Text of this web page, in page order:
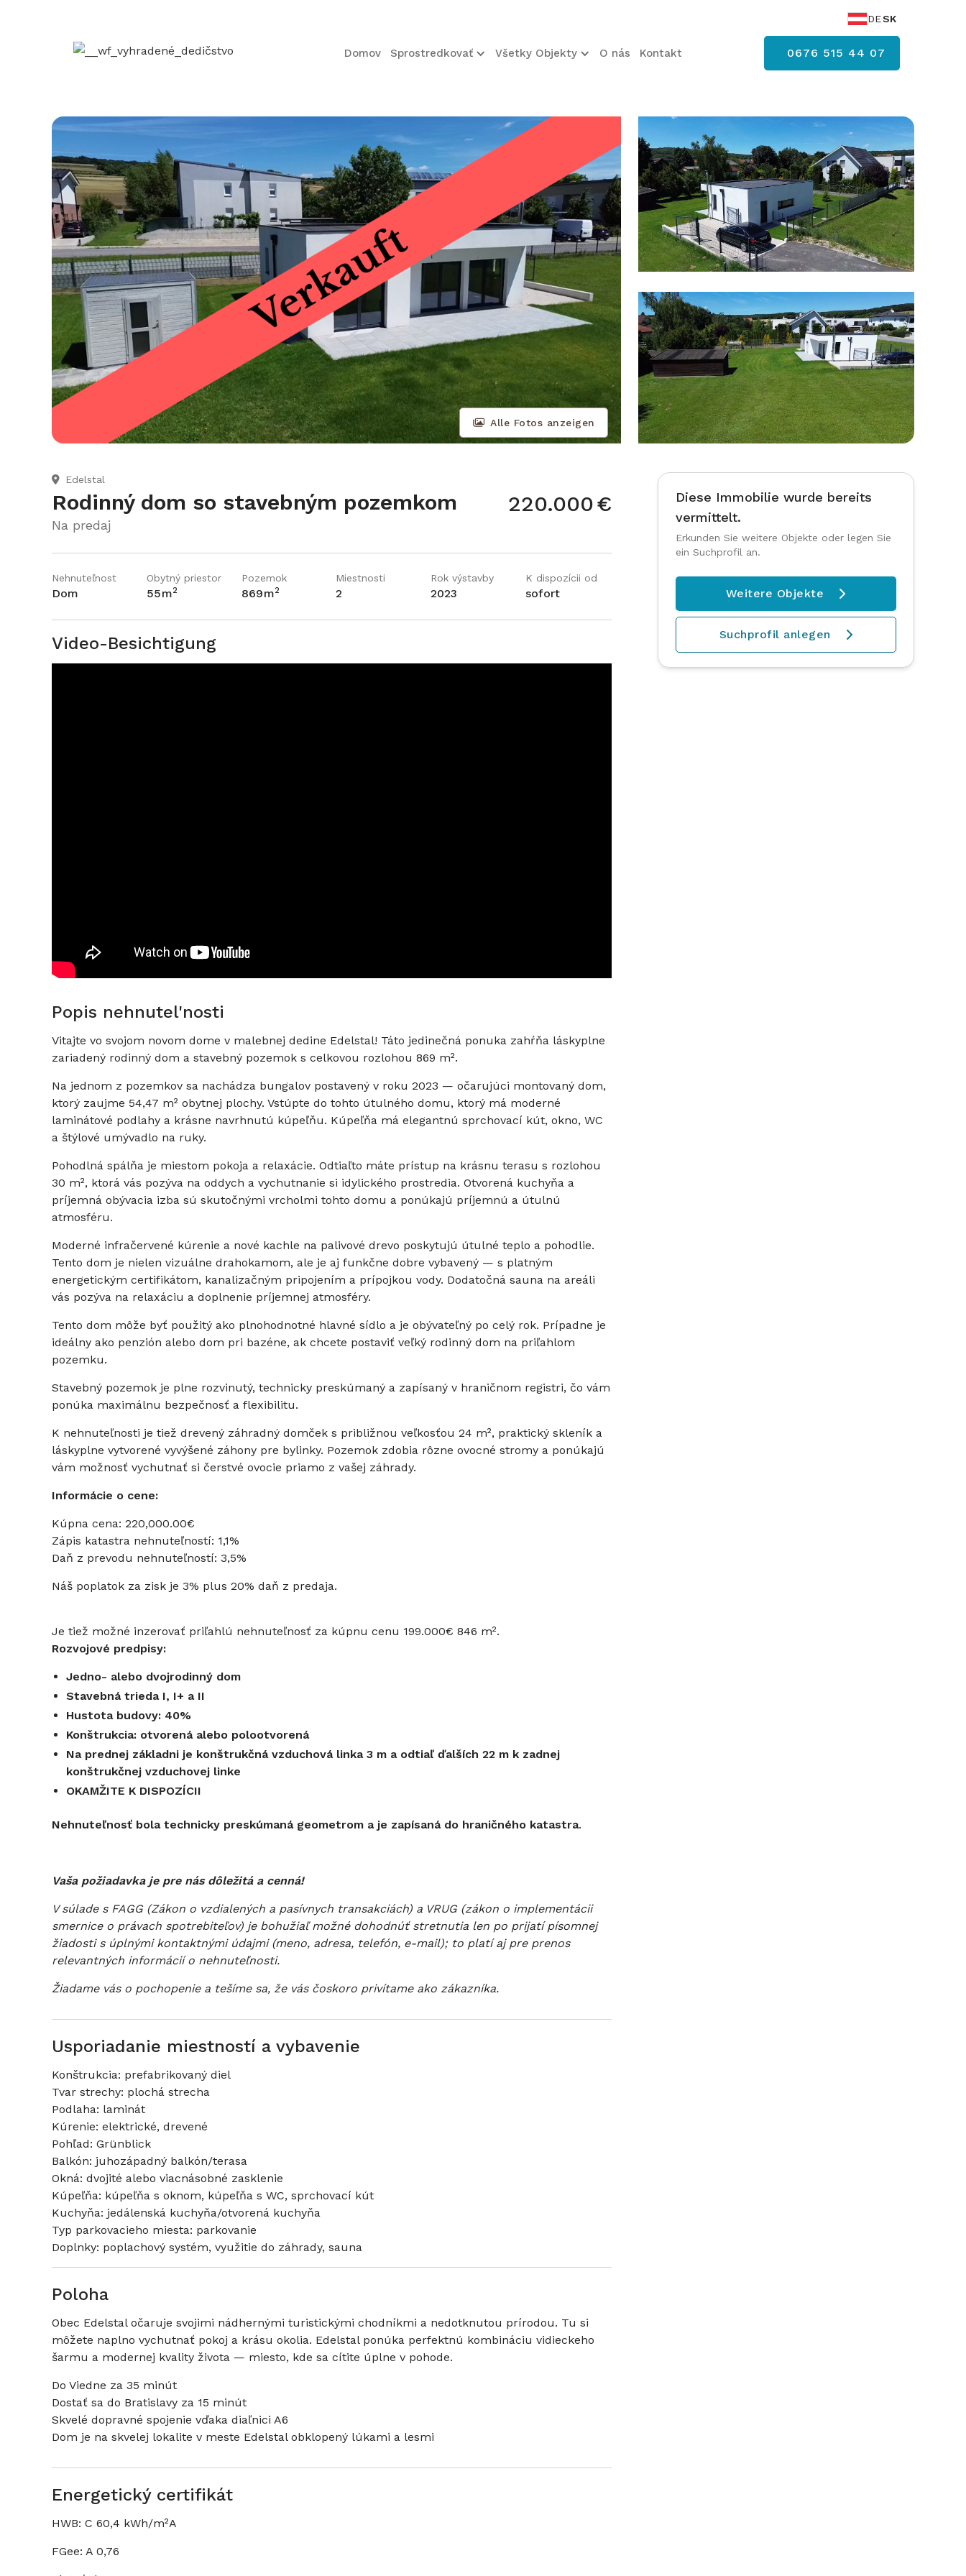
DESK
Domov Sprostredkovať Všetky Objekty O nás Kontakt 0676 515 44 07
 Alle Fotos anzeigen
 Edelstal
Rodinný dom so stavebným pozemkom
Na predaj
220.000€
Nehnuteľnost
Dom
Obytný priestor
55m2
Pozemok
869m2
Miestnosti
2
Rok výstavby
2023
K dispozícii od
sofort
Video-Besichtigung
Popis nehnutel'nosti
Vitajte vo svojom novom dome v malebnej dedine Edelstal! Táto jedinečná ponuka zahŕňa láskyplne
zariadený rodinný dom a stavebný pozemok s celkovou rozlohou 869 m².
Na jednom z pozemkov sa nachádza bungalov postavený v roku 2023 — očarujúci montovaný dom,
ktorý zaujme 54,47 m² obytnej plochy. Vstúpte do tohto útulného domu, ktorý má moderné
laminátové podlahy a krásne navrhnutú kúpeľňu. Kúpeľňa má elegantnú sprchovací kút, okno, WC
a štýlové umývadlo na ruky.
Pohodlná spálňa je miestom pokoja a relaxácie. Odtiaľto máte prístup na krásnu terasu s rozlohou
30 m², ktorá vás pozýva na oddych a vychutnanie si idylického prostredia. Otvorená kuchyňa a
príjemná obývacia izba sú skutočnými vrcholmi tohto domu a ponúkajú príjemnú a útulnú
atmosféru.
Moderné infračervené kúrenie a nové kachle na palivové drevo poskytujú útulné teplo a pohodlie.
Tento dom je nielen vizuálne drahokamom, ale je aj funkčne dobre vybavený — s platným
energetickým certifikátom, kanalizačným pripojením a prípojkou vody. Dodatočná sauna na areáli
vás pozýva na relaxáciu a doplnenie príjemnej atmosféry.
Tento dom môže byť použitý ako plnohodnotné hlavné sídlo a je obývateľný po celý rok. Prípadne je
ideálny ako penzión alebo dom pri bazéne, ak chcete postaviť veľký rodinný dom na priľahlom
pozemku.
Stavebný pozemok je plne rozvinutý, technicky preskúmaný a zapísaný v hraničnom registri, čo vám
ponúka maximálnu bezpečnosť a flexibilitu.
K nehnuteľnosti je tiež drevený záhradný domček s približnou veľkosťou 24 m², praktický skleník a
láskyplne vytvorené vyvýšené záhony pre bylinky. Pozemok zdobia rôzne ovocné stromy a ponúkajú
vám možnosť vychutnať si čerstvé ovocie priamo z vašej záhrady.
Informácie o cene:
Kúpna cena: 220,000.00€
Zápis katastra nehnuteľností: 1,1%
Daň z prevodu nehnuteľností: 3,5%
Náš poplatok za zisk je 3% plus 20% daň z predaja.
Je tiež možné inzerovať priľahlú nehnuteľnosť za kúpnu cenu 199.000€ 846 m².
Rozvojové predpisy:
Jedno- alebo dvojrodinný dom
Stavebná trieda I, I+ a II
Hustota budovy: 40%
Konštrukcia: otvorená alebo polootvorená
Na prednej základni je konštrukčná vzduchová linka 3 m a odtiaľ ďalších 22 m k zadnej
konštrukčnej vzduchovej linke
OKAMŽITE K DISPOZÍCII
Nehnuteľnosť bola technicky preskúmaná geometrom a je zapísaná do hraničného katastra.
Vaša požiadavka je pre nás dôležitá a cenná!
V súlade s FAGG (Zákon o vzdialených a pasívnych transakciách) a VRUG (zákon o implementácii
smernice o právach spotrebiteľov) je bohužiaľ možné dohodnúť stretnutia len po prijatí písomnej
žiadosti s úplnými kontaktnými údajmi (meno, adresa, telefón, e-mail); to platí aj pre prenos
relevantných informácií o nehnuteľnosti.
Žiadame vás o pochopenie a tešíme sa, že vás čoskoro privítame ako zákazníka.
Usporiadanie miestností a vybavenie
Konštrukcia: prefabrikovaný diel
Tvar strechy: plochá strecha
Podlaha: laminát
Kúrenie: elektrické, drevené
Pohľad: Grünblick
Balkón: juhozápadný balkón/terasa
Okná: dvojité alebo viacnásobné zasklenie
Kúpeľňa: kúpeľňa s oknom, kúpeľňa s WC, sprchovací kút
Kuchyňa: jedálenská kuchyňa/otvorená kuchyňa
Typ parkovacieho miesta: parkovanie
Doplnky: poplachový systém, využitie do záhrady, sauna
Poloha
Obec Edelstal očaruje svojimi nádhernými turistickými chodníkmi a nedotknutou prírodou. Tu si
môžete naplno vychutnať pokoj a krásu okolia. Edelstal ponúka perfektnú kombináciu vidieckeho
šarmu a modernej kvality života — miesto, kde sa cítite úplne v pohode.
Do Viedne za 35 minút
Dostať sa do Bratislavy za 15 minút
Skvelé dopravné spojenie vďaka diaľnici A6
Dom je na skvelej lokalite v meste Edelstal obklopený lúkami a lesmi
Energetický certifikát
HWB: C 60,4 kWh/m²A
FGee: A 0,76
Diese Immobilie wurde bereits
vermittelt.
Erkunden Sie weitere Objekte oder legen Sie
ein Suchprofil an.
Weitere Objekte 
Suchprofil anlegen 